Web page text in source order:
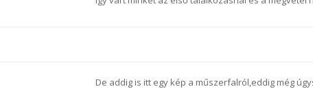
De addig is itt egy kép a műszerfalról,eddig még